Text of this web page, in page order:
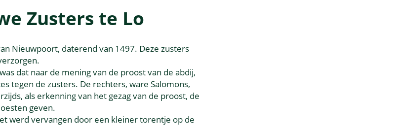
Zusters te Lo
Nieuwpoort, daterend van 1497. Deze zusters
dat naar de mening van de proost van de abdij,
tegen de zusters. De rechters, ware Salomons,
als erkenning van het gezag van de proost, de
geven.
werd vervangen door een kleiner torentje op de